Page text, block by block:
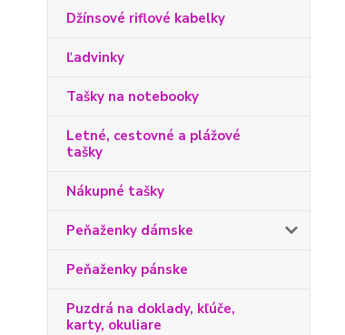
Džínsové riflové kabelky
Ľadvinky
Tašky na notebooky
Letné, cestovné a plážové
tašky
Nákupné tašky
Peňaženky dámske
Peňaženky pánske
Puzdrá na doklady, kľúče,
karty, okuliare